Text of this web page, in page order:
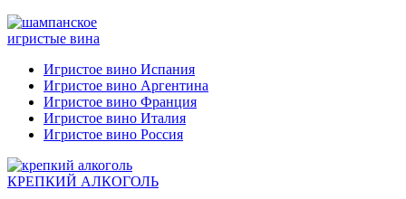
игристые вина
Игристое вино Испания
Игристое вино Аргентина
Игристое вино Франция
Игристое вино Италия
Игристое вино Россия
КРЕПКИЙ АЛКОГОЛЬ